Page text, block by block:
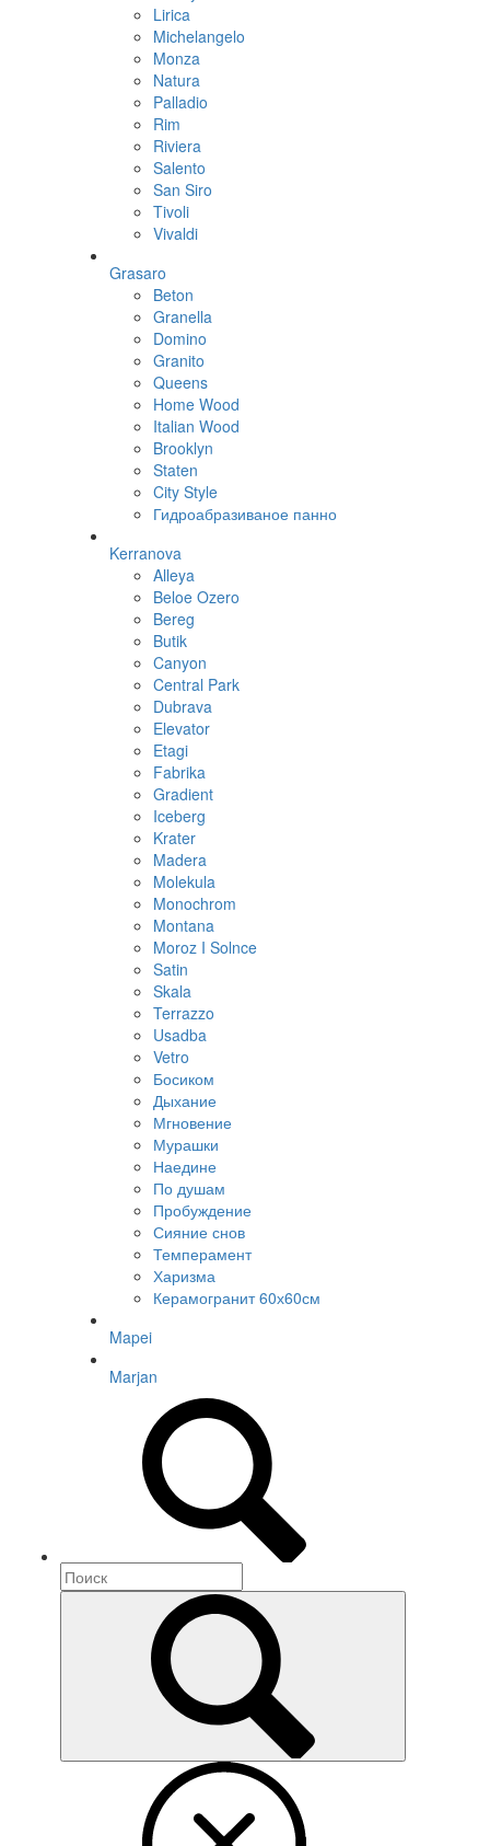
Lirica
Michelangelo
Monza
Natura
Palladio
Rim
Riviera
Salento
San Siro
Tivoli
Vivaldi
Grasaro
Beton
Granella
Domino
Granito
Queens
Home Wood
Italian Wood
Brooklyn
Staten
City Style
Гидроабразиваное панно
Kerranova
Alleya
Beloe Ozero
Bereg
Butik
Canyon
Central Park
Dubrava
Elevator
Etagi
Fabrika
Gradient
Iceberg
Krater
Madera
Molekula
Monochrom
Montana
Moroz I Solnce
Satin
Skala
Terrazzo
Usadba
Vetro
Босиком
Дыхание
Мгновение
Мурашки
Наедине
По душам
Пробуждение
Сияние снов
Темперамент
Харизма
Керамогранит 60х60см
Mapei
Marjan